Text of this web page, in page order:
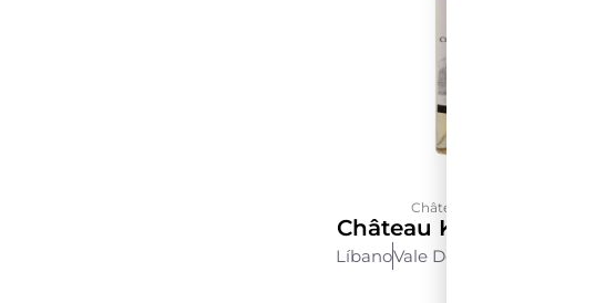
Château Kefraya
Château Kefraya Blanc
LíbanoVale Do Bekaa